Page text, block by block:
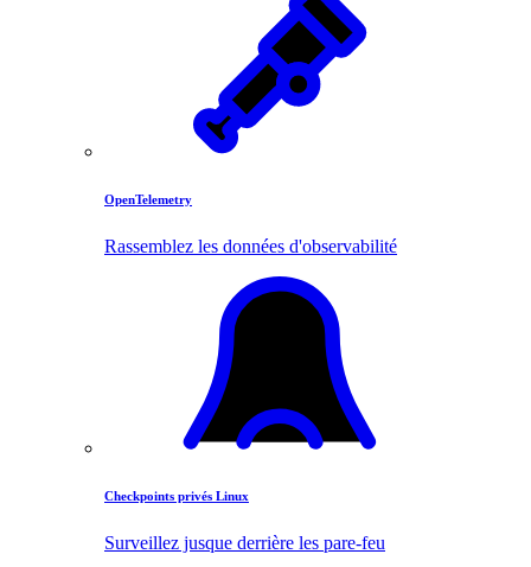
OpenTelemetry
Rassemblez les données d'observabilité
Checkpoints privés Linux
Surveillez jusque derrière les pare-feu